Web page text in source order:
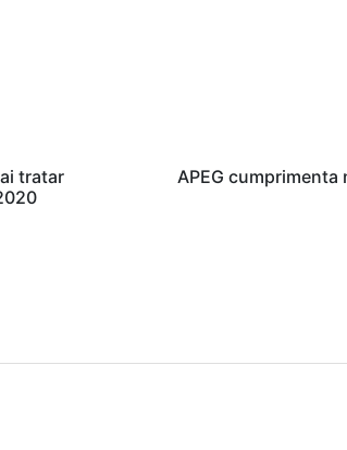
tratar
APEG cumprimenta